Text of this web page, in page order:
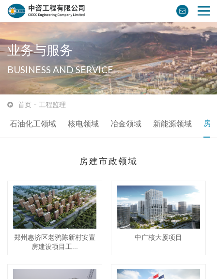
业务与服务
BUSINESS AND SERVICE
首页 工程监理
石油化工领域 核电领域 冶金领域 新能源领域 房
房建市政领域
郑州惠济区老鸦陈新村安置
房建设项目工...
中广核大厦项目